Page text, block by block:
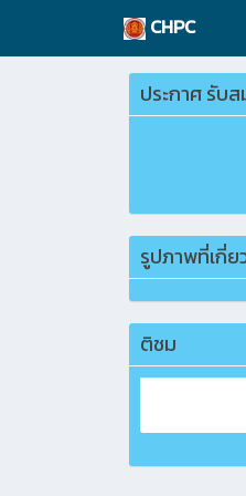
CHPC
ประกาศ รับ
รูปภาพที่เกี่ย
ติชม